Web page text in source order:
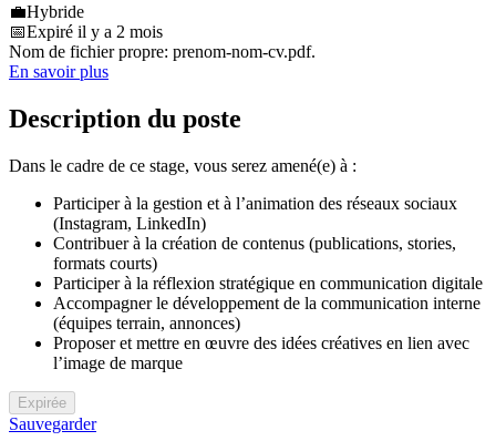
💼Hybride
📅Expiré il y a 2 mois
Nom de fichier propre: prenom-nom-cv.pdf.
En savoir plus
Description du poste
Dans le cadre de ce stage, vous serez amené(e) à :
Participer à la gestion et à l’animation des réseaux sociaux
(Instagram, LinkedIn)
Contribuer à la création de contenus (publications, stories,
formats courts)
Participer à la réflexion stratégique en communication digitale
Accompagner le développement de la communication interne
(équipes terrain, annonces)
Proposer et mettre en œuvre des idées créatives en lien avec
l’image de marque
Expirée
Sauvegarder